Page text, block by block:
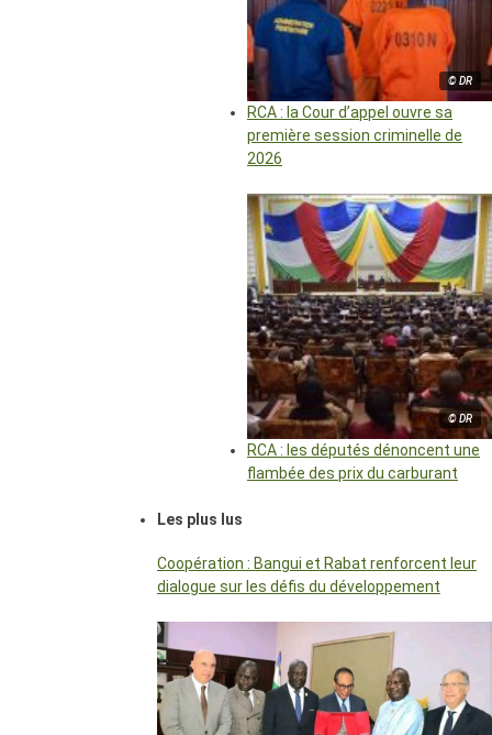
© DR
RCA : la Cour d’appel ouvre sa
première session criminelle de
2026
© DR
RCA : les députés dénoncent une
flambée des prix du carburant
Les plus lus
Coopération : Bangui et Rabat renforcent leur
dialogue sur les défis du développement